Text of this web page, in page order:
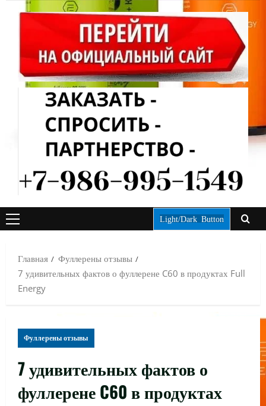
ОСНОВНОЕ
Light/Dark Button
Главная
Фуллерены отзывы
7 удивительных фактов о фуллерене C60 в продуктах Full
Energy
Фуллерены отзывы
7 удивительных фактов о
фуллерене C60 в продуктах